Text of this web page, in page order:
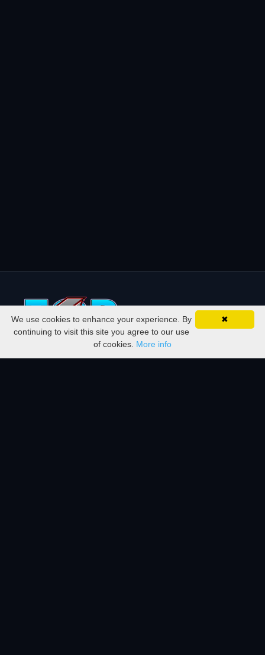
All Servers in one Place! Vote for your
favorite MMO servers
✖
We use cookies to enhance your experience. By
continuing to visit this site you agree to our use
of cookies. More info